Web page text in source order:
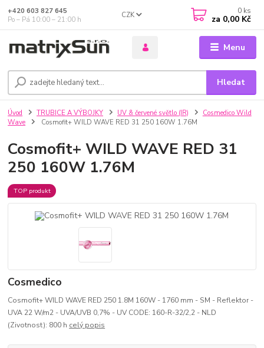
Menu
CZK
Hledat
+420 603 827 645
Po – Pá 10:00 – 21:00 h
0 ks
za 0,00 Kč
Úvod TRUBICE A VÝBOJKY UV & červené světlo (IR)
Cosmedico Wild
Wave
Cosmofit+ WILD WAVE RED 31 250 160W 1.76M
Cosmofit+ WILD WAVE RED 31
250 160W 1.76M
TOP produkt
Cosmedico
Cosmofit+ WILD WAVE RED 250 1.8M 160W - 1760 mm - SM - Reflektor -
UVA 22 W/m2 - UVA/UVB 0,7% - UV CODE: 160-R-32/2,2 - NLD
(Zivotnost): 800 h celý popis